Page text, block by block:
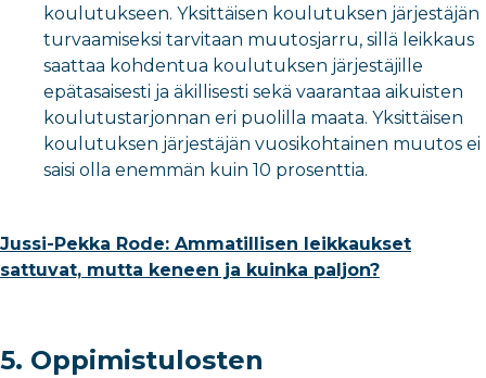
koulutukseen. Yksittäisen koulutuksen järjestäjän
turvaamiseksi tarvitaan muutosjarru, sillä leikkaus
saattaa kohdentua koulutuksen järjestäjille
epätasaisesti ja äkillisesti sekä vaarantaa aikuisten
koulutustarjonnan eri puolilla maata. Yksittäisen
koulutuksen järjestäjän vuosikohtainen muutos ei
saisi olla enemmän kuin 10 prosenttia.
Jussi-Pekka Rode: Ammatillisen leikkaukset
sattuvat, mutta keneen ja kuinka paljon?
5. Oppimistulosten